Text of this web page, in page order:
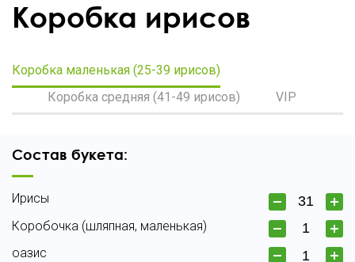
Коробка ирисов
Коробка маленькая (25-39 ирисов)
Коробка средняя (41-49 ирисов)
VIP
Состав букета:
Ирисы
Коробочка (шляпная, маленькая)
оазис